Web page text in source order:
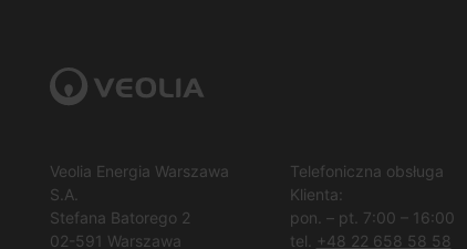
Veolia Energia Warszawa
S.A.
Stefana Batorego 2
02-591 Warszawa
Telefoniczna obsługa
Klienta:
pon. – pt. 7:00 – 16:00
tel.
+48 22 658 58 58